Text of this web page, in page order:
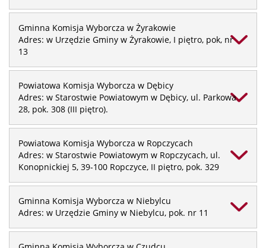
Gminna Komisja Wyborcza w Żyrakowie
Adres: w Urzędzie Gminy w Żyrakowie, I piętro, pok, nr
13
Powiatowa Komisja Wyborcza w Dębicy
Adres: w Starostwie Powiatowym w Dębicy, ul. Parkowa
28, pok. 308 (III piętro).
Powiatowa Komisja Wyborcza w Ropczycach
Adres: w Starostwie Powiatowym w Ropczycach, ul.
Konopnickiej 5, 39-100 Ropczyce, II piętro, pok. 329
Gminna Komisja Wyborcza w Niebylcu
Adres: w Urzędzie Gminy w Niebylcu, pok. nr 11